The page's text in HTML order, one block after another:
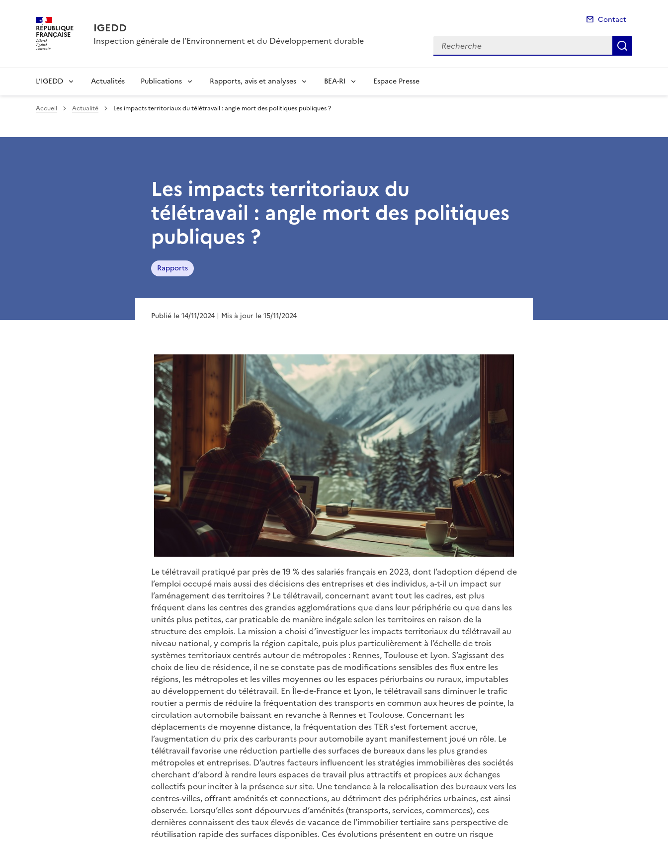
RÉPUBLIQUE
FRANÇAISE IGEDD
Inspection générale de l’Environnement et du Développement durable
Contact
Recherche
L’IGEDD Actualités Publications Rapports, avis et analyses BEA-RI Espace Presse
Accueil Actualité Les impacts territoriaux du télétravail : angle mort des politiques publiques ?
Les impacts territoriaux du
télétravail : angle mort des politiques
publiques ?
Rapports
Publié le 14/11/2024 | Mis à jour le 15/11/2024
Le télétravail pratiqué par près de 19 % des salariés français en 2023, dont l’adoption dépend de
l’emploi occupé mais aussi des décisions des entreprises et des individus, a-t-il un impact sur
l’aménagement des territoires ? Le télétravail, concernant avant tout les cadres, est plus
fréquent dans les centres des grandes agglomérations que dans leur périphérie ou que dans les
unités plus petites, car praticable de manière inégale selon les territoires en raison de la
structure des emplois. La mission a choisi d’investiguer les impacts territoriaux du télétravail au
niveau national, y compris la région capitale, puis plus particulièrement à l’échelle de trois
systèmes territoriaux centrés autour de métropoles : Rennes, Toulouse et Lyon. S’agissant des
choix de lieu de résidence, il ne se constate pas de modifications sensibles des flux entre les
régions, les métropoles et les villes moyennes ou les espaces périurbains ou ruraux, imputables
au développement du télétravail. En Île-de-France et Lyon, le télétravail sans diminuer le trafic
routier a permis de réduire la fréquentation des transports en commun aux heures de pointe, la
circulation automobile baissant en revanche à Rennes et Toulouse. Concernant les
déplacements de moyenne distance, la fréquentation des TER s’est fortement accrue,
l’augmentation du prix des carburants pour automobile ayant manifestement joué un rôle. Le
télétravail favorise une réduction partielle des surfaces de bureaux dans les plus grandes
métropoles et entreprises. D’autres facteurs influencent les stratégies immobilières des sociétés
cherchant d’abord à rendre leurs espaces de travail plus attractifs et propices aux échanges
collectifs pour inciter à la présence sur site. Une tendance à la relocalisation des bureaux vers les
centres-villes, offrant aménités et connections, au détriment des périphéries urbaines, est ainsi
observée. Lorsqu’elles sont dépourvues d’aménités (transports, services, commerces), ces
dernières connaissent des taux élevés de vacance de l’immobilier tertiaire sans perspective de
réutilisation rapide des surfaces disponibles. Ces évolutions présentent en outre un risque